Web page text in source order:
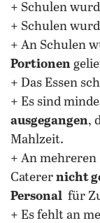
+ Schulen
+ Schulen
+ An Schulen
Portionen
+ Das Essen
+ Es sind
ausgegangen,
Mahlzeit.
+ An
Caterer nicht
Personal für
+ Es fehlt an